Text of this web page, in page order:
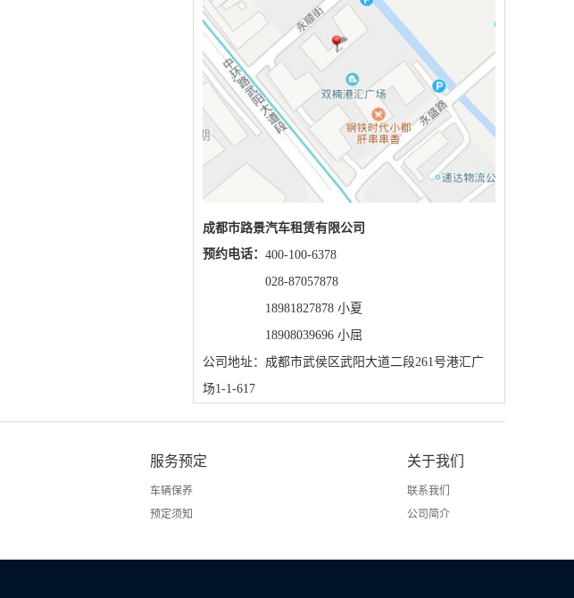
成都市路景汽车租赁有限公司
预约电话： 400-100-6378
028-87057878
18981827878 小夏
18908039696 小屈
公司地址：成都市武侯区武阳大道二段261号港汇广
场1-1-617
服务预定
车辆保养
预定须知
关于我们
联系我们
公司简介